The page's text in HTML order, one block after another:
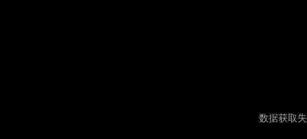
数据获取